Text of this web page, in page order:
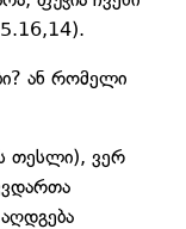
ან რომელი
თესლი), ვერ